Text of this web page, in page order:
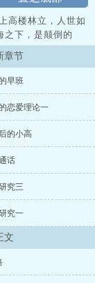
高楼林立，人世如
之下，是颠倒的
/逆模因、现实扭
少数人能窥见真相
世界，无数可能
章节
早班
恋爱理论一
的小高
话
究三
究一
文